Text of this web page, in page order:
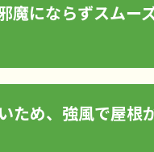
魔にならずスムー
ため、強風で屋根